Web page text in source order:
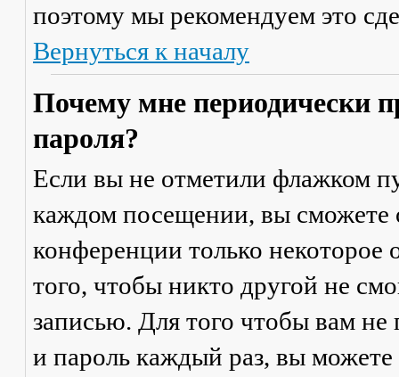
поэтому мы рекомендуем это
Вернуться к началу
Почему мне периодически
пароля?
Если вы не отметили флажком
каждом посещении, вы сможете
конференции только некоторое
того, чтобы никто другой не
записью. Для того чтобы вам не
и пароль каждый раз, вы